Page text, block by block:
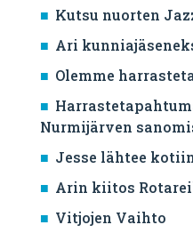
Kutsu nuorten
Ari
Olemme
Nurmijärven
Jesse lähtee
Arin kiitos
Vitjojen Vaihto